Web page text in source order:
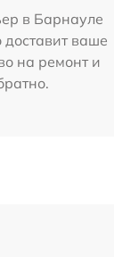
в Барнауле
доставит ваше
на ремонт и